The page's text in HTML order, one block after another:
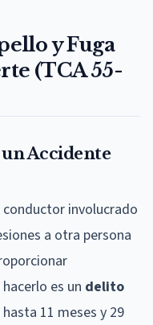
y Fuga
(TCA 55-
Accidente
conductor involucrado
a otra persona
es un delito
11 meses y 29